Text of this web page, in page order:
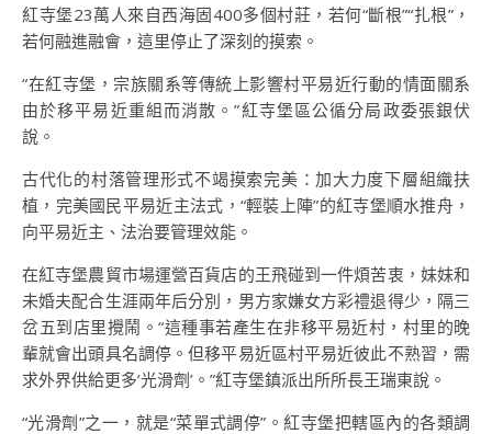
紅寺堡23萬人來自西海固400多個村莊，若何“斷根”“扎根”，
若何融進融會，這里停止了深刻的摸索。
“在紅寺堡，宗族關系等傳統上影響村平易近行動的情面關系
由於移平易近重組而消散。”紅寺堡區公循分局政委張銀伏
說。
古代化的村落管理形式不竭摸索完美：加大力度下層組織扶
植，完美國民平易近主法式，“輕裝上陣”的紅寺堡順水推舟，
向平易近主、法治要管理效能。
在紅寺堡農貿市場運營百貨店的王飛碰到一件煩苦衷，妹妹和
未婚夫配合生涯兩年后分別，男方家嫌女方彩禮退得少，隔三
岔五到店里攪鬧。“這種事若產生在非移平易近村，村里的晚
輩就會出頭具名調停。但移平易近區村平易近彼此不熟習，需
求外界供給更多‘光滑劑’。”紅寺堡鎮派出所所長王瑞東說。
“光滑劑”之一，就是“菜單式調停”。紅寺堡把轄區內的各類調